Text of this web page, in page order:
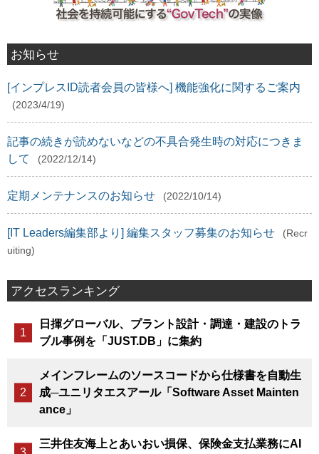
お知らせ
[インプレスID読者会員の皆様へ] 機能強化に関するご案内
(2023/4/19)
記事の続きが読めないなどの不具合発生時の対応につきま
して
(2022/12/14)
定期メンテナンスのお知らせ (2022/10/14)
[IT Leaders編集部より] 編集スタッフ募集のお知らせ
(Recr
uiting)
アクセスランキング
日揮グローバル、プラント設計・調達・建設のトラ
ブル事例を「JUST.DB」に集約
メインフレームのソースコードから仕様書を自動生
成─ユニリタエスアール「Software Asset Mainten
ance」
三井住友海上とあいおい損保、保険金支払業務にAI